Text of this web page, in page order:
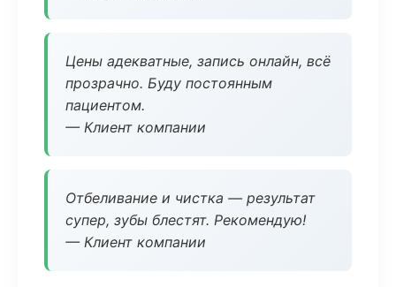
Цены адекватные, запись онлайн, всё
прозрачно. Буду постоянным
пациентом.
— Клиент компании
Отбеливание и чистка — результат
супер, зубы блестят. Рекомендую!
— Клиент компании